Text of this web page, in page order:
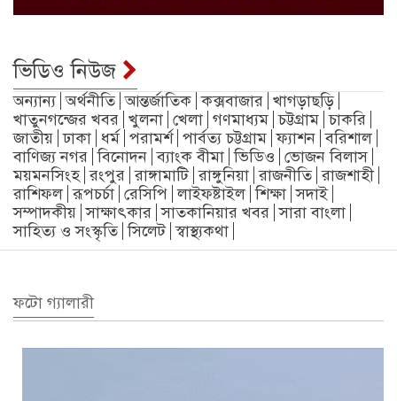
ভিডিও নিউজ
অন্যান্য অর্থনীতি আন্তর্জাতিক কক্সবাজার খাগড়াছড়ি
খাতুনগন্জের খবর খুলনা খেলা গণমাধ্যম চট্টগ্রাম চাকরি
জাতীয় ঢাকা ধর্ম পরামর্শ পার্বত্য চট্টগ্রাম ফ্যাশন বরিশাল
বাণিজ্য নগর বিনোদন ব্যাংক বীমা ভিডিও ভোজন বিলাস
ময়মনসিংহ রংপুর রাঙ্গামাটি রাঙ্গুনিয়া রাজনীতি রাজশাহী
রাশিফল রূপচর্চা রেসিপি লাইফষ্টাইল শিক্ষা সদাই
সম্পাদকীয় সাক্ষাৎকার সাতকানিয়ার খবর সারা বাংলা
সাহিত্য ও সংস্কৃতি সিলেট স্বাস্থ্যকথা
ফটো গ্যালারী